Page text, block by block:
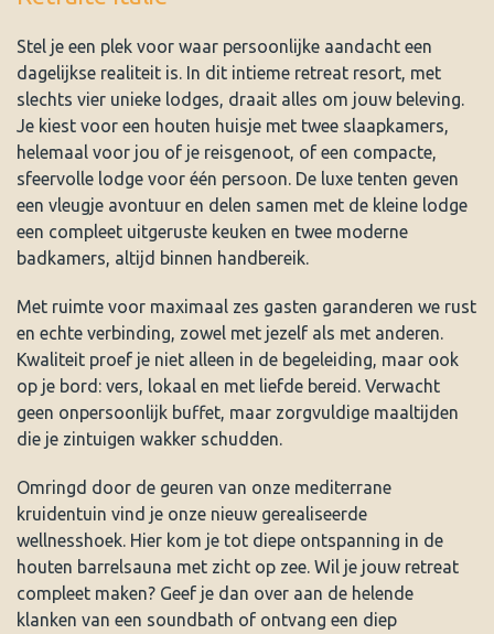
Stel je een plek voor waar persoonlijke aandacht een
dagelijkse realiteit is. In dit intieme retreat resort, met
slechts vier unieke lodges, draait alles om jouw beleving.
Je kiest voor een houten huisje met twee slaapkamers,
helemaal voor jou of je reisgenoot, of een compacte,
sfeervolle lodge voor één persoon. De luxe tenten geven
een vleugje avontuur en delen samen met de kleine lodge
een compleet uitgeruste keuken en twee moderne
badkamers, altijd binnen handbereik.
Met ruimte voor maximaal zes gasten garanderen we rust
en echte verbinding, zowel met jezelf als met anderen.
Kwaliteit proef je niet alleen in de begeleiding, maar ook
op je bord: vers, lokaal en met liefde bereid. Verwacht
geen onpersoonlijk buffet, maar zorgvuldige maaltijden
die je zintuigen wakker schudden.
Omringd door de geuren van onze mediterrane
kruidentuin vind je onze nieuw gerealiseerde
wellnesshoek. Hier kom je tot diepe ontspanning in de
houten barrelsauna met zicht op zee. Wil je jouw retreat
compleet maken? Geef je dan over aan de helende
klanken van een soundbath of ontvang een diep